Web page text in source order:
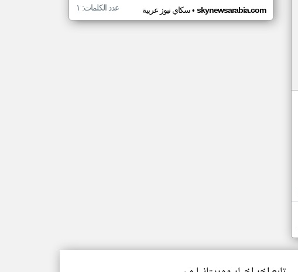
سكاي نيوز عربية• skynewsarabia.com عدد الكلمات: ١